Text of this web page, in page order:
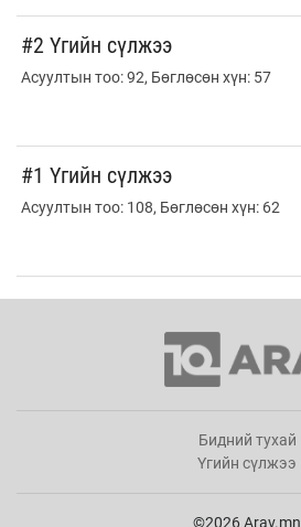
#2 Үгийн сүлжээ
Асуултын тоо: 92, Бөглөсөн хүн: 57
#1 Үгийн сүлжээ
Асуултын тоо: 108, Бөглөсөн хүн: 62
Бидний тухай
Үгийн сүлжээ
©2026 Arav.mn